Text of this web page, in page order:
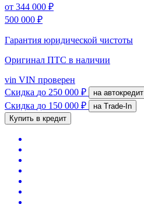
от 344 000 ₽
500 000 ₽
Гарантия юридической чистоты
Оригинал ПТС в наличии
vin VIN проверен
Скидка до 250 000 ₽ на автокредит
Скидка до 150 000 ₽
на Trade-In
Купить в кредит